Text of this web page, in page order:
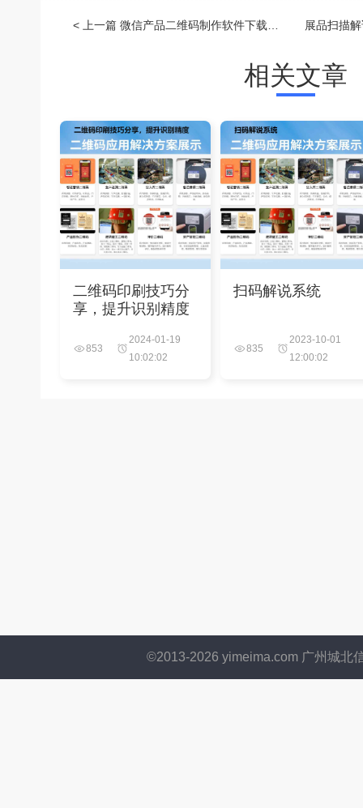
< 上一篇 微信产品二维码制作软件下载，微信二维码产品介绍
相关文章
二维码印刷技巧分
享，提升识别精度
853
2024-01-19
10:02:02
扫码解说系统
835
2023-10-01
12:00:02
©2013-2026 yimeima.com 广州城北